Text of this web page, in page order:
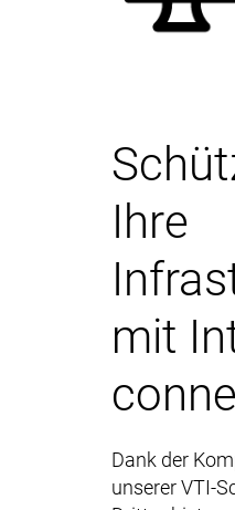
Ihre
mit
Dank der
unserer VTI-